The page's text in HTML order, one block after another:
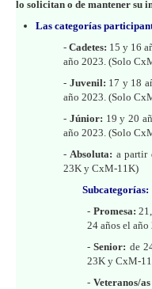
lo solicitan o de mantener su
Las categorías
- Cadetes: 15 y 16
año 2023. (Solo
- Juvenil: 17 y 18
año 2023. (Solo
- Júnior: 19 y 20
año 2023. (Solo
- Absoluta: a partir
23K y CxM-11K)
Subcategorías:
- Promesa:
24 años el
-Senior: de
23K y CxM-
- Veteranos/